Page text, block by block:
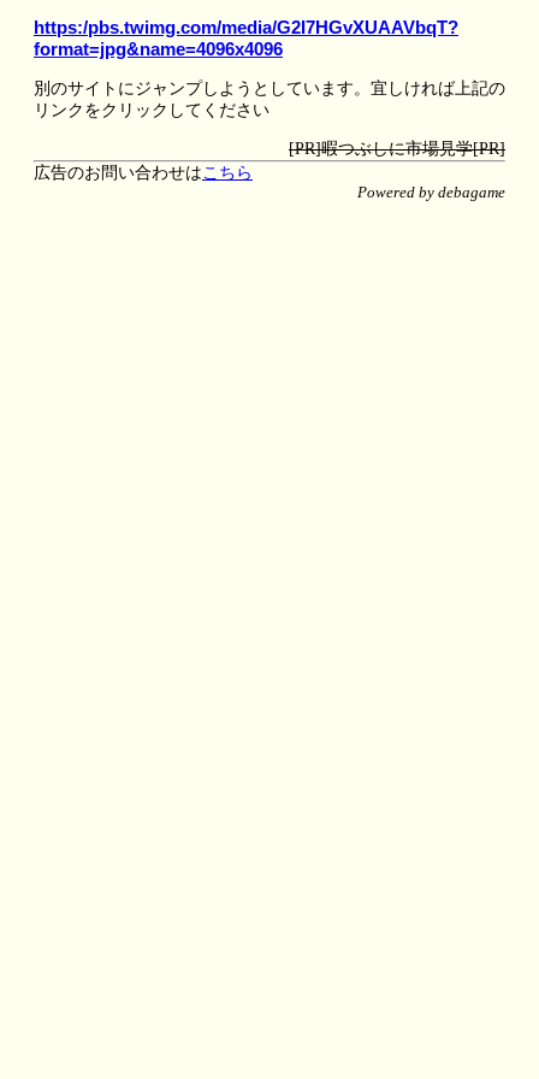
https:/pbs.twimg.com/media/G2I7HGvXUAAVbqT?
format=jpg&name=4096x4096
別のサイトにジャンプしようとしています。宜しければ上記の
リンクをクリックしてください
[PR]暇つぶしに市場見学[PR]
広告のお問い合わせはこちら
Powered by debagame